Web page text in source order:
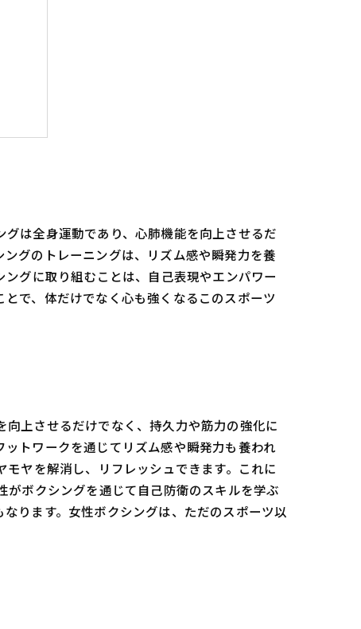
は全身運動であり、心肺機能を向上させるだ
グのトレーニングは、リズム感や瞬発力を養
グに取り組むことは、自己表現やエンパワー
で、体だけでなく心も強くなるこのスポーツ
上させるだけでなく、持久力や筋力の強化に
トワークを通じてリズム感や瞬発力も養われ
ヤを解消し、リフレッシュできます。これに
がボクシングを通じて自己防衛のスキルを学ぶ
ります。女性ボクシングは、ただのスポーツ以